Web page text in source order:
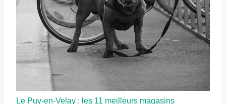
Le Puy-en-Velay : les 11 meilleurs magasins